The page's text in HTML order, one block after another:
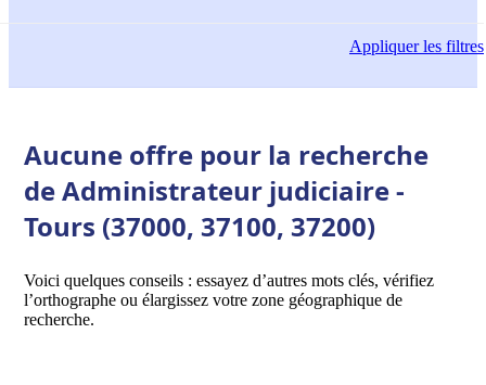
Appliquerles filtres
Aucune offre pour la recherche
de Administrateur judiciaire -
Tours (37000, 37100, 37200)
Voici quelques conseils : essayez d’autres mots clés, vérifiez
l’orthographe ou élargissez votre zone géographique de
recherche.